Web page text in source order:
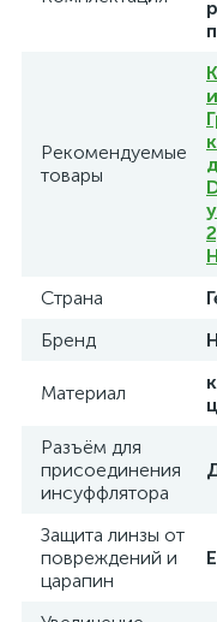
Рекомендуемые
товары
Страна
Бренд
Материал
Разъём для
присоединения
инсуффлятора
Защита линзы от
повреждений и
царапин